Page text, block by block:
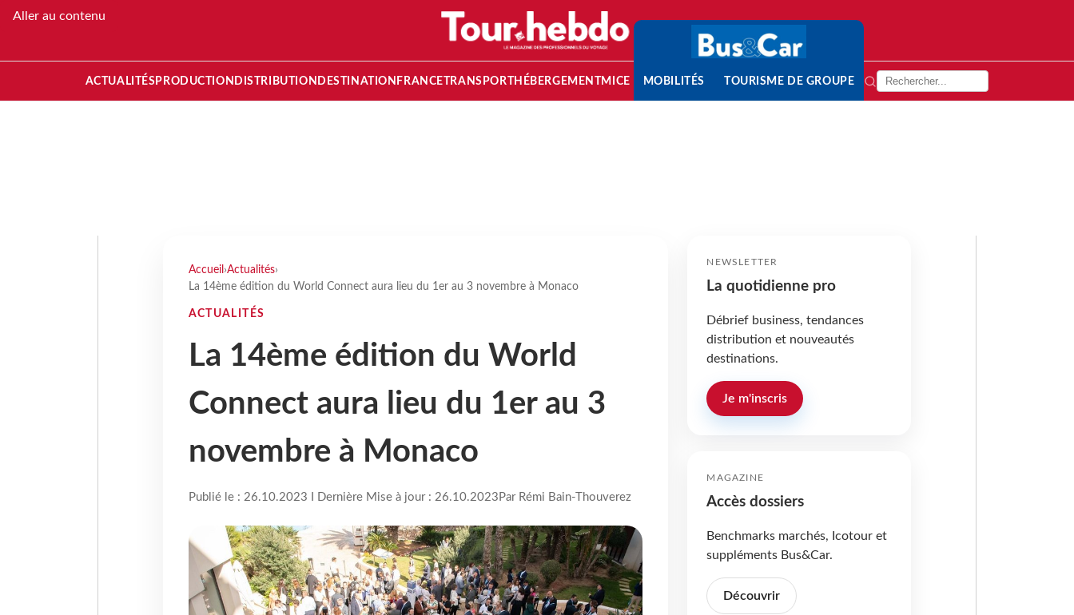
Aller au contenu
ACTUALITÉS PRODUCTION DISTRIBUTION DESTINATION FRANCETRANSPORT HÉBERGEMENTMICE MOBILITÉS TOURISME DE GROUPE
Accueil ›Actualités›
La 14ème édition du World Connect aura lieu du 1er au 3 novembre à Monaco
ACTUALITÉS
La 14ème édition du World
Connect aura lieu du 1er au 3
novembre à Monaco
Publié le : 26.10.2023 I Dernière Mise à jour : 26.10.2023 Par Rémi Bain-Thouverez
NEWSLETTER
La quotidienne pro
Débrief business, tendances
distribution et nouveautés
destinations.
Je m'inscris
MAGAZINE
Accès dossiers
Benchmarks marchés, Icotour et
suppléments Bus&Car.
Découvrir